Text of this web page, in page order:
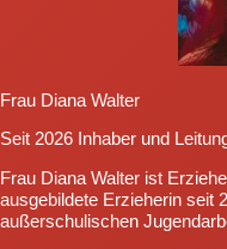
Frau Diana Walter
Seit 2026 Inhaber und
Frau Diana Walter ist
ausgebildete Erzieherin seit
außerschulischen